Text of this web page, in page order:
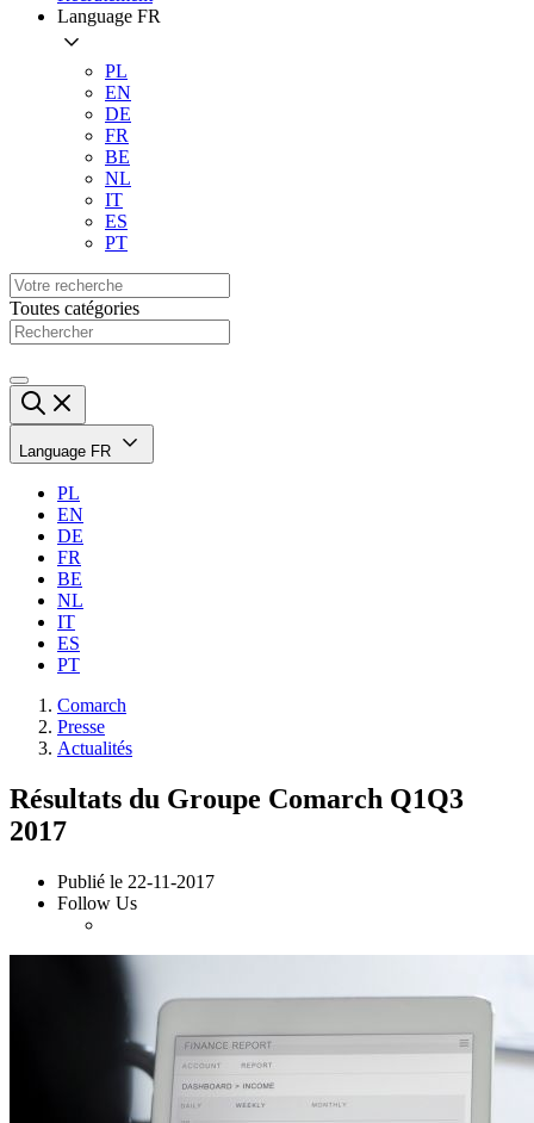
Language FR
PL
EN
DE
FR
BE
NL
IT
ES
PT
Toutes catégories
Language FR
PL
EN
DE
FR
BE
NL
IT
ES
PT
Comarch
Presse
Actualités
Résultats du Groupe Comarch Q1Q3
2017
Publié le 22-11-2017
Follow Us